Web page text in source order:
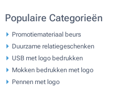
Populaire Categorieën
Promotiemateriaal beurs
Duurzame relatiegeschenken
USB met logo bedrukken
Mokken bedrukken met logo
Pennen met logo